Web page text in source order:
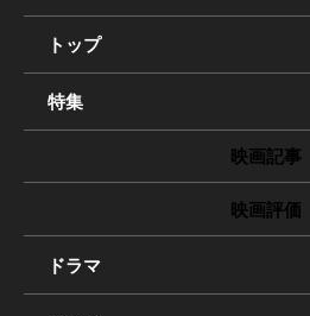
トップ
特集
映画記事
映画評価
ドラマ